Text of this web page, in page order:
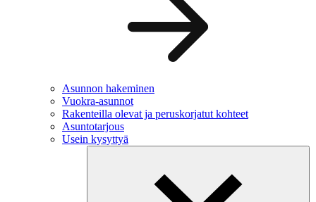
Asunnon hakeminen
Vuokra-asunnot
Rakenteilla olevat ja peruskorjatut kohteet
Asuntotarjous
Usein kysyttyä